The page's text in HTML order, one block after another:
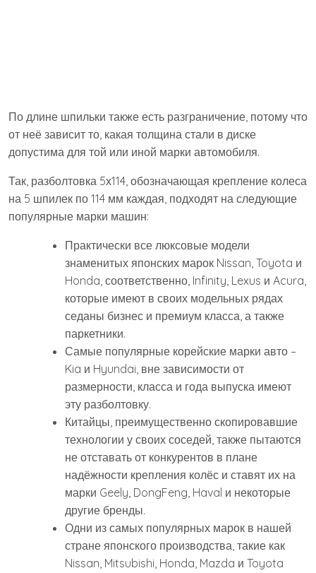
По длине шпильки также есть разграничение, потому что
от неё зависит то, какая толщина стали в диске
допустима для той или иной марки автомобиля.
Так, разболтовка 5х114, обозначающая крепление колеса
на 5 шпилек по 114 мм каждая, подходят на следующие
популярные марки машин:
Практически все люксовые модели
знаменитых японских марок Nissan, Toyota и
Honda, соответственно, Infinity, Lexus и Acura,
которые имеют в своих модельных рядах
седаны бизнес и премиум класса, а также
паркетники.
Самые популярные корейские марки авто –
Kia и Hyundai, вне зависимости от
размерности, класса и года выпуска имеют
эту разболтовку.
Китайцы, преимущественно скопировавшие
технологии у своих соседей, также пытаются
не отставать от конкурентов в плане
надёжности крепления колёс и ставят их на
марки Geely, DongFeng, Haval и некоторые
другие бренды.
Одни из самых популярных марок в нашей
стране японского производства, такие как
Nissan, Mitsubishi, Honda, Mazda и Toyota